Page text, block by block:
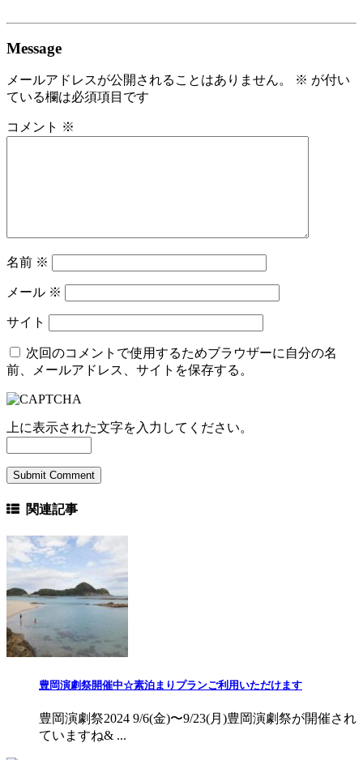
Message
メールアドレスが公開されることはありません。 ※ が付い
ている欄は必須項目です
コメント ※
名前 ※
メール ※
サイト
次回のコメントで使用するためブラウザーに自分の名
前、メールアドレス、サイトを保存する。
上に表示された文字を入力してください。
関連記事
豊岡演劇祭開催中☆素泊まりプランご利用いただけます
豊岡演劇祭2024 9/6(金)〜9/23(月)豊岡演劇祭が開催され
ていますね& ...